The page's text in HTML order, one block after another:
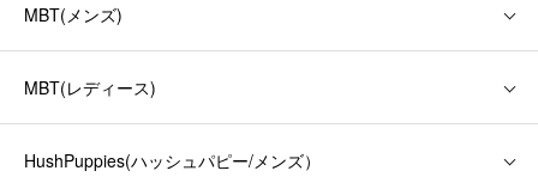
MBT(メンズ)
MBT(レディース)
HushPuppies(ハッシュパピー/メンズ）